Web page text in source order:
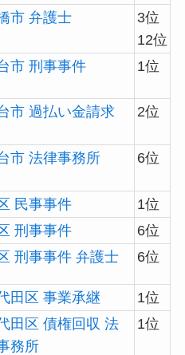
市 弁護士
3位
12位
市 刑事事件 1位
市 過払い金請求 2位
市 法律事務所 6位
民事事件
1位
刑事事件
6位
刑事事件 弁護士
6位
田区 事業承継
1位
田区 債権回収 法
務所
1位